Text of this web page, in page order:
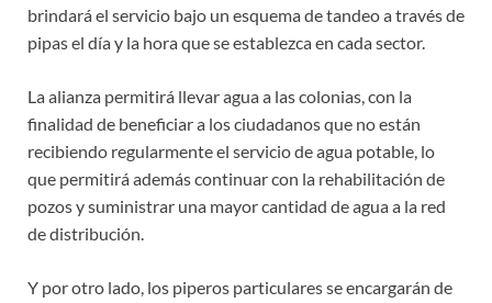
brindará el servicio bajo un esquema de tandeo a través de
pipas el día y la hora que se establezca en cada sector.
La alianza permitirá llevar agua a las colonias, con la
finalidad de beneficiar a los ciudadanos que no están
recibiendo regularmente el servicio de agua potable, lo
que permitirá además continuar con la rehabilitación de
pozos y suministrar una mayor cantidad de agua a la red
de distribución.
Y por otro lado, los piperos particulares se encargarán de